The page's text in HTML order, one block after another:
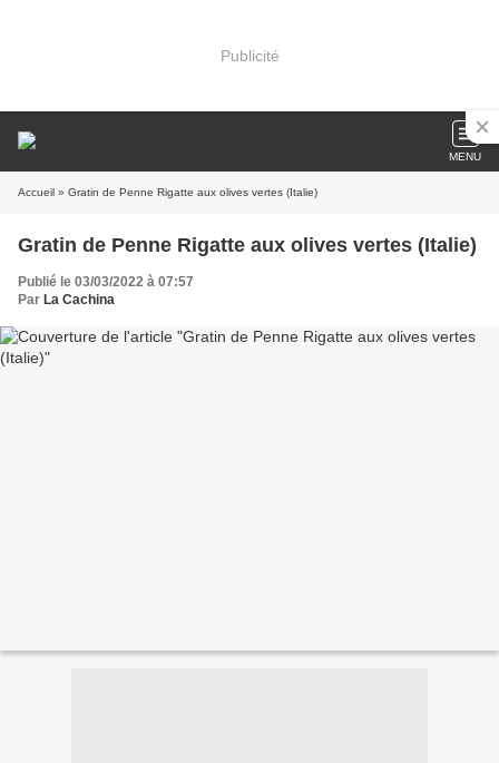
Publicité
MENU
Accueil » Gratin de Penne Rigatte aux olives vertes (Italie)
Gratin de Penne Rigatte aux olives vertes (Italie)
Publié le 03/03/2022 à 07:57
Par La Cachina